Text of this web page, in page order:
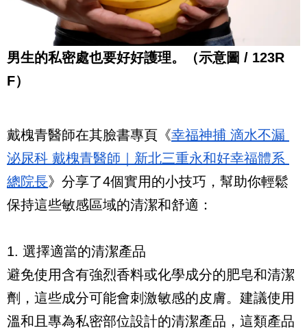
男生的私密處也要好好護理。（示意圖 / 123R
F）
戴槐青醫師在其臉書專頁《幸福神捕 滴水不漏
泌尿科 戴槐青醫師｜新北三重永和好幸福體系
總院長》分享了4個實用的小技巧，幫助你輕鬆
保持這些敏感區域的清潔和舒適：
1. 選擇適當的清潔產品
避免使用含有強烈香料或化學成分的肥皂和清潔
劑，這些成分可能會刺激敏感的皮膚。建議使用
溫和且專為私密部位設計的清潔產品，這類產品